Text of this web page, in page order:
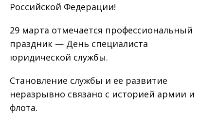
Российской Федерации!
29 марта отмечается профессиональный
праздник — День специалиста
юридической службы.
Становление службы и ее развитие
неразрывно связано с историей армии и
флота.